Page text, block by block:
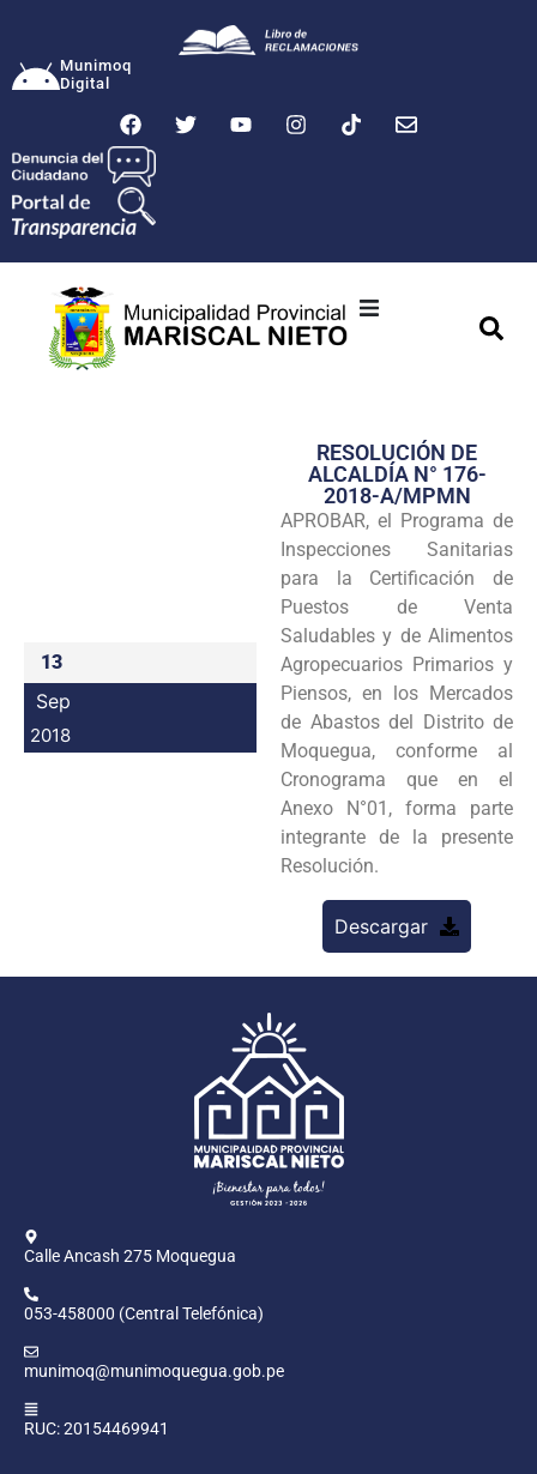
Munimoq
Digital
Transparencia
Seguridad
Programas
Intranet
13
Sep
2018
RESOLUCIÓN DE
ALCALDÍA N° 176-
2018-A/MPMN
APROBAR, el Programa de
Inspecciones Sanitarias
para la Certificación de
Puestos de Venta
Saludables y de Alimentos
Agropecuarios Primarios y
Piensos, en los Mercados
de Abastos del Distrito de
Moquegua, conforme al
Cronograma que en el
Anexo N°01, forma parte
integrante de la presente
Resolución.
Descargar
Calle Ancash 275 Moquegua
053-458000 (Central Telefónica)
munimoq@munimoquegua.gob.pe
RUC: 20154469941